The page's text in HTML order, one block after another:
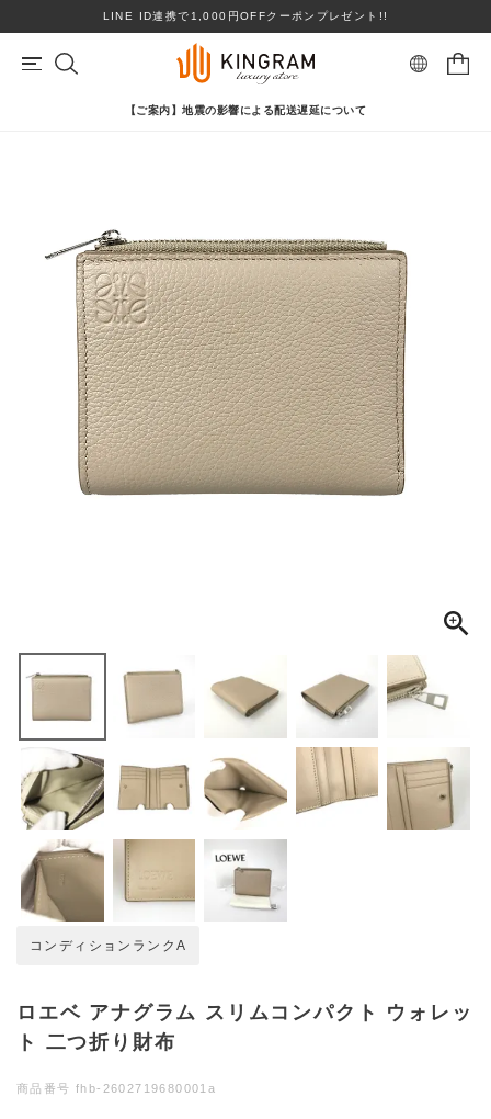
LINE ID連携で1,000円OFFクーポンプレゼント!!
心斎橋店在庫あり コンディションランクS
ロレックス ヴァンクリーフ＆アーペル
ブランドを選ぶ
カテゴリを選ぶ
在庫有無
性別
商品ランク
カラー
BRAND
PRICE DOWN
TOPICS
SHOPPING GUIDE
【ご案内】地震の影響による配送遅延について
コンディションランクA
ロエベ アナグラム スリムコンパクト ウォレッ
ト 二つ折り財布
商品番号 fhb-2602719680001a